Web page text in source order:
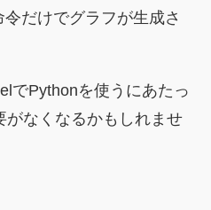
だけでグラフが生成さ
でPythonを使うにあたっ
がなくなるかもしれませ